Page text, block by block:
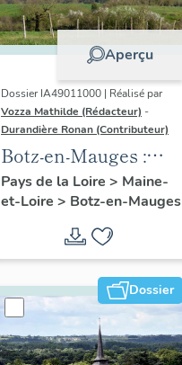
Aperçu
Dossier IA49011000 | Réalisé par
Vozza Mathilde (Rédacteur) -
Durandière Ronan (Contributeur)
Botz-en-Mauges :
présentation de la
commune
Pays de la Loire > Maine-
et-Loire > Botz-en-Mauges
Dossier